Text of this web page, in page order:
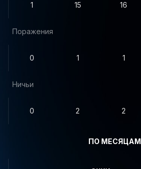
1 15 16
Поражения
0 1 1
Ничьи
0 2 2
ПО МЕСЯЦАМ